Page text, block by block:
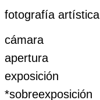
fotografía artística
cámara
apertura
exposición
*sobreexposición